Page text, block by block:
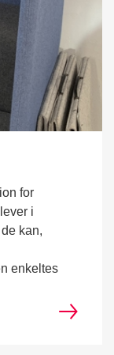
for
i
kan,
enkeltes